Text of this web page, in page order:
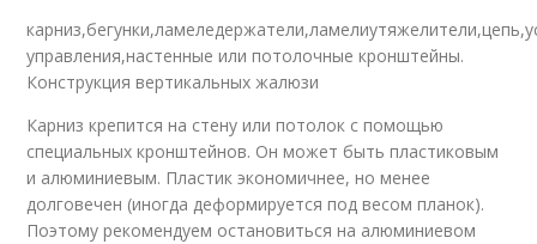
управления,настенные или потолочные кронштейны.
Конструкция вертикальных жалюзи
Карниз крепится на стену или потолок с помощью
специальных кронштейнов. Он может быть пластиковым
и алюминиевым. Пластик экономичнее, но менее
долговечен (иногда деформируется под весом планок).
Поэтому рекомендуем остановиться на алюминиевом